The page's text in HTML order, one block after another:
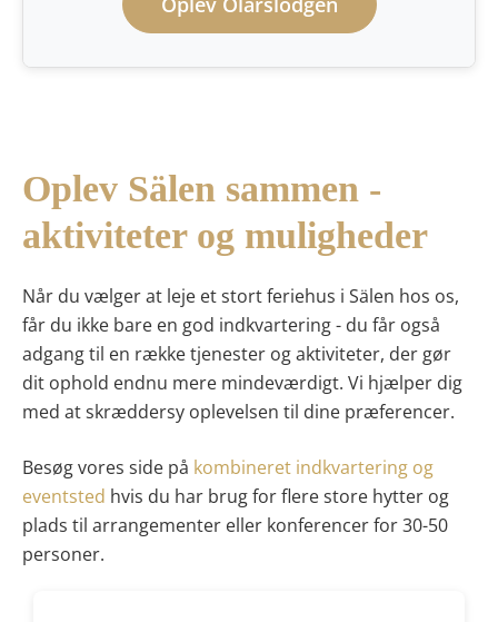
Oplev Sälen sammen -
aktiviteter og muligheder
Når du vælger at leje et stort feriehus i Sälen hos os,
får du ikke bare en god indkvartering - du får også
adgang til en række tjenester og aktiviteter, der gør
dit ophold endnu mere mindeværdigt. Vi hjælper dig
med at skræddersy oplevelsen til dine præferencer.
Besøg vores side på kombineret indkvartering og
eventsted hvis du har brug for flere store hytter og
plads til arrangementer eller konferencer for 30-50
personer.